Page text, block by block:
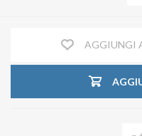
AGGIUNGI